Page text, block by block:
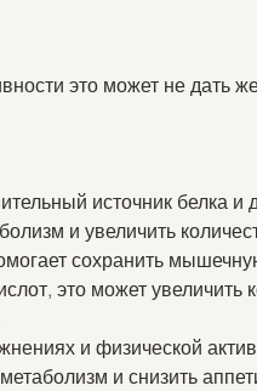
это может не дать
источник белка и
и увеличить
сохранить
это может увеличить
и физической
и снизить